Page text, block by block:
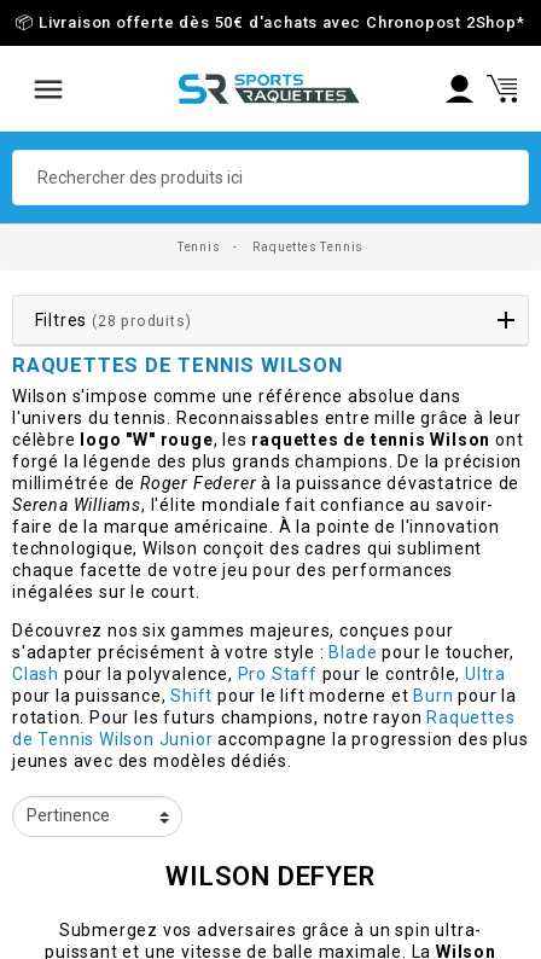
📦 Livraison offerte dès 50€ d'achats avec Chronopost 2Shop*
Tennis Raquettes Tennis
Filtres (28 produits)
RAQUETTES DE TENNIS WILSON
Wilson s'impose comme une référence absolue dans
l'univers du tennis. Reconnaissables entre mille grâce à leur
célèbre
logo "W" rouge, les raquettes de tennis Wilson ont
forgé la légende des plus grands champions. De la précision
millimétrée deRoger Federer à la puissance dévastatrice de
Serena Williams, l'élite mondiale fait confiance au savoir-
faire de la marque américaine. À la pointe de l'innovation
technologique, Wilson conçoit des cadres qui subliment
chaque facette de votre jeu pour des performances
inégalées sur le court.
Découvrez nos six gammes majeures, conçues pour
s'adapter précisément à votre style : Blade pour le toucher,
Clash pour la polyvalence, Pro Staff pour le contrôle,Ultra
pour la puissance,Shift pour le lift moderne et Burn pour la
rotation. Pour les futurs champions, notre rayon Raquettes
de Tennis Wilson Junior accompagne la progression des plus
jeunes avec des modèles dédiés.
WILSON DEFYER
Submergez vos adversaires grâce à un spin ultra-
puissant et une vitesse de balle maximale. La Wilson